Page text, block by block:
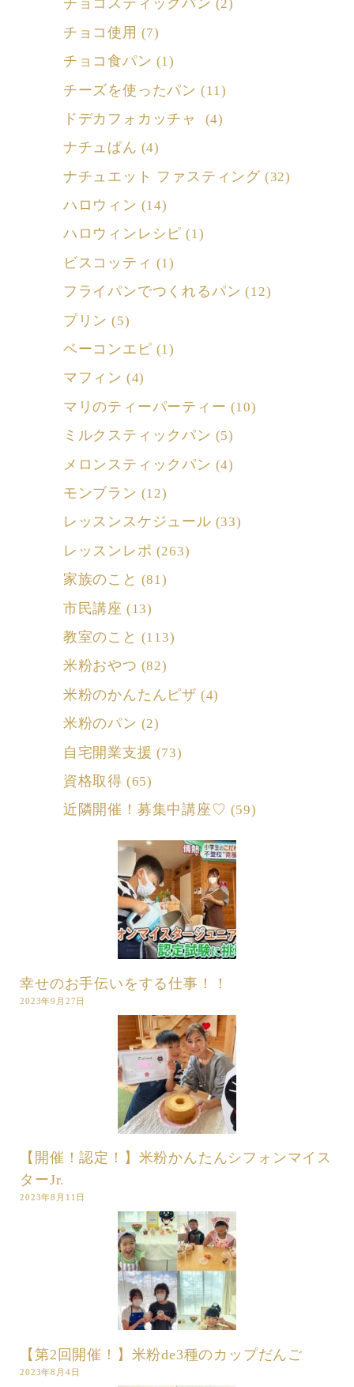
チョコスティックパン (2)
チョコ使用 (7)
チョコ食パン (1)
チーズを使ったパン (11)
ドデカフォカッチャ (4)
ナチュぱん (4)
ナチュエット ファスティング (32)
ハロウィン (14)
ハロウィンレシピ (1)
ビスコッティ (1)
フライパンでつくれるパン (12)
プリン (5)
ベーコンエピ (1)
マフィン (4)
マリのティーパーティー (10)
ミルクスティックパン (5)
メロンスティックパン (4)
モンブラン (12)
レッスンスケジュール (33)
レッスンレポ (263)
家族のこと (81)
市民講座 (13)
教室のこと (113)
米粉おやつ (82)
米粉のかんたんピザ (4)
米粉のパン (2)
自宅開業支援 (73)
資格取得 (65)
近隣開催！募集中講座♡ (59)
幸せのお手伝いをする仕事！！
2023年9月27日
【開催！認定！】米粉かんたんシフォンマイス
ターJr.
2023年8月11日
【第2回開催！】米粉de3種のカップだんご
2023年8月4日